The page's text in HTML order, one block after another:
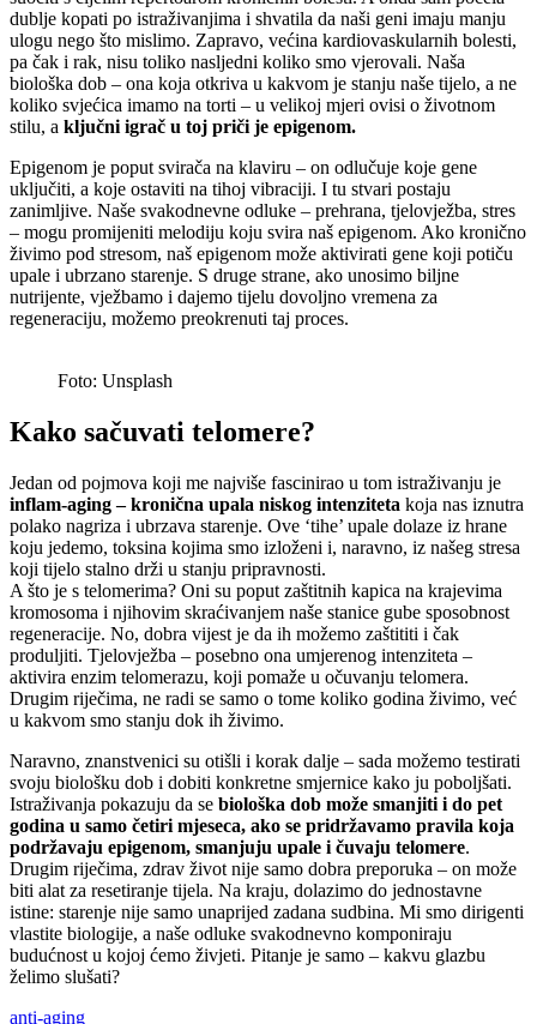
dublje kopati po istraživanjima i shvatila da naši geni imaju manju
ulogu nego što mislimo. Zapravo, većina kardiovaskularnih bolesti,
pa čak i rak, nisu toliko nasljedni koliko smo vjerovali. Naša
biološka dob – ona koja otkriva u kakvom je stanju naše tijelo, a ne
koliko svjećica imamo na torti – u velikoj mjeri ovisi o životnom
stilu, a ključni igrač u toj priči je epigenom.
Epigenom je poput svirača na klaviru – on odlučuje koje gene
uključiti, a koje ostaviti na tihoj vibraciji. I tu stvari postaju
zanimljive. Naše svakodnevne odluke – prehrana, tjelovježba, stres
– mogu promijeniti melodiju koju svira naš epigenom. Ako kronično
živimo pod stresom, naš epigenom može aktivirati gene koji potiču
upale i ubrzano starenje. S druge strane, ako unosimo biljne
nutrijente, vježbamo i dajemo tijelu dovoljno vremena za
regeneraciju, možemo preokrenuti taj proces.
Foto: Unsplash
Kako sačuvati telomere?
Jedan od pojmova koji me najviše fascinirao u tom istraživanju je
inflam-aging – kronična upala niskog intenziteta koja nas iznutra
polako nagriza i ubrzava starenje. Ove ‘tihe’ upale dolaze iz hrane
koju jedemo, toksina kojima smo izloženi i, naravno, iz našeg stresa
koji tijelo stalno drži u stanju pripravnosti.
A što je s telomerima? Oni su poput zaštitnih kapica na krajevima
kromosoma i njihovim skraćivanjem naše stanice gube sposobnost
regeneracije. No, dobra vijest je da ih možemo zaštititi i čak
produljiti. Tjelovježba – posebno ona umjerenog intenziteta –
aktivira enzim telomerazu, koji pomaže u očuvanju telomera.
Drugim riječima, ne radi se samo o tome koliko godina živimo, već
u kakvom smo stanju dok ih živimo.
Naravno, znanstvenici su otišli i korak dalje – sada možemo testirati
svoju biološku dob i dobiti konkretne smjernice kako ju poboljšati.
Istraživanja pokazuju da se biološka dob može smanjiti i do pet
godina u samo četiri mjeseca, ako se pridržavamo pravila koja
podržavaju epigenom, smanjuju upale i čuvaju telomere.
Drugim riječima, zdrav život nije samo dobra preporuka – on može
biti alat za resetiranje tijela. Na kraju, dolazimo do jednostavne
istine: starenje nije samo unaprijed zadana sudbina. Mi smo dirigenti
vlastite biologije, a naše odluke svakodnevno komponiraju
budućnost u kojoj ćemo živjeti. Pitanje je samo – kakvu glazbu
želimo slušati?
anti-aging